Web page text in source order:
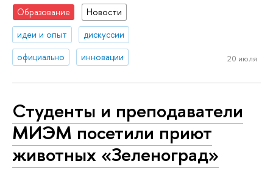
Образование
Новости
идеи и опыт
дискуссии
официально
инновации 20 июля
Студенты и преподаватели
МИЭМ посетили приют
животных «Зеленоград»